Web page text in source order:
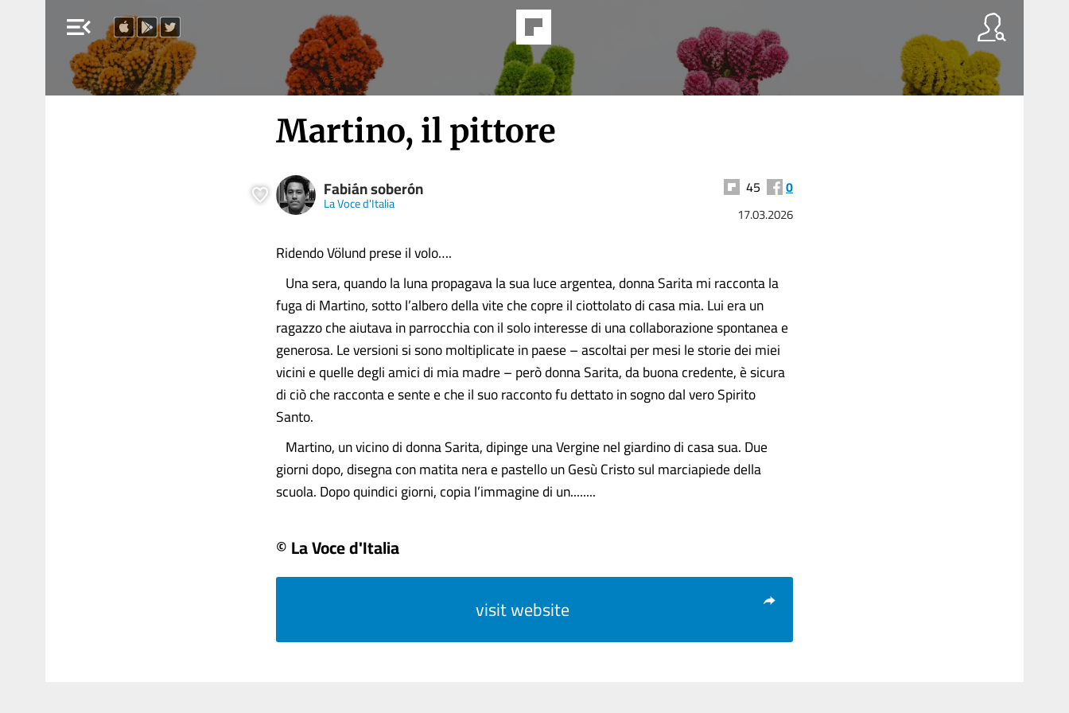
menu_open
Martino, il pittore
Fabián soberón
La Voce d'Italia
45 0
17.03.2026
Ridendo Völund prese il volo….
Una sera, quando la luna propagava la sua luce argentea, donna Sarita mi racconta la
fuga di Martino, sotto l’albero della vite che copre il ciottolato di casa mia. Lui era un
ragazzo che aiutava in parrocchia con il solo interesse di una collaborazione spontanea e
generosa. Le versioni si sono moltiplicate in paese – ascoltai per mesi le storie dei miei
vicini e quelle degli amici di mia madre – però donna Sarita, da buona credente, è sicura
di ciò che racconta e sente e che il suo racconto fu dettato in sogno dal vero Spirito
Santo.
Martino, un vicino di donna Sarita, dipinge una Vergine nel giardino di casa sua. Due
giorni dopo, disegna con matita nera e pastello un Gesù Cristo sul marciapiede della
scuola. Dopo quindici giorni, copia l’immagine di un........
© La Voce d'Italia
visit website